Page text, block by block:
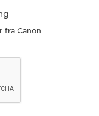
fra Canon